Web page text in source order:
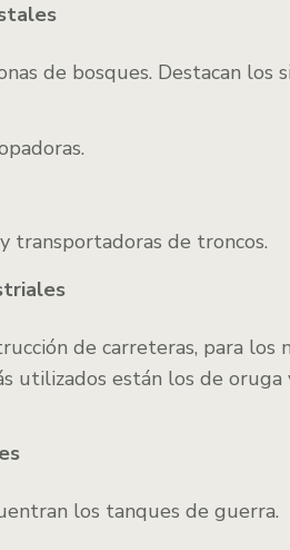
de bosques. Destacan los
transportadoras de troncos.
de carreteras, para
utilizados están los de oruga
los tanques de guerra.